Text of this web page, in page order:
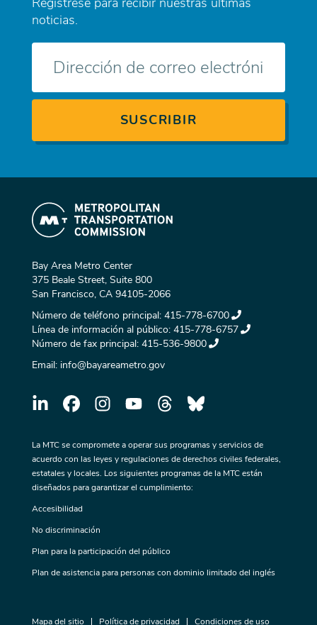
noticias.
electrónico
Bay Area Metro Center
375 Beale Street, Suite 800
San Francisco, CA 94105-2066
Número de teléfono principal: 415-778-6700
Línea de información al público: 415-778-6757
Número de fax principal: 415-536-9800
Email: info@bayareametro.gov
La MTC se compromete a operar sus programas y servicios de
acuerdo con las leyes y regulaciones de derechos civiles federales,
estatales y locales. Los siguientes programas de la MTC están
diseñados para garantizar el cumplimiento:
Accesibilidad
No discriminación
Plan para la participación del público
Plan de asistencia para personas con dominio limitado del inglés
Mapa del sitio Política de privacidad Condiciones de uso